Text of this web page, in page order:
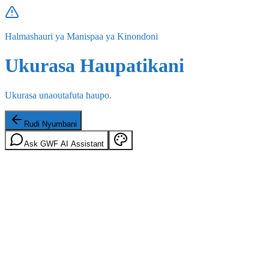
Halmashauri ya Manispaa ya Kinondoni
Ukurasa Haupatikani
Ukurasa unaoutafuta haupo.
Rudi Nyumbani
Ask GWF AI Assistant